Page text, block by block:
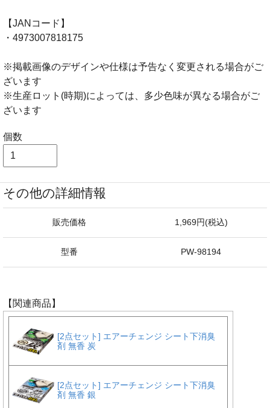
【JANコード】
・4973007818175
※掲載画像のデザインや仕様は予告なく変更される場合がご
ざいます
※生産ロット(時期)によっては、多少色味が異なる場合がご
ざいます
個数
その他の詳細情報
販売価格 1,969円(税込)
型番 PW-98194
【関連商品】